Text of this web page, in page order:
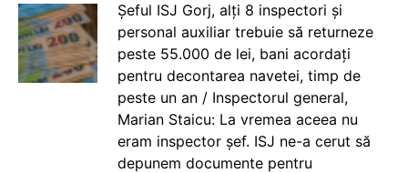
Șeful ISJ Gorj, alți 8 inspectori și
personal auxiliar trebuie să returneze
peste 55.000 de lei, bani acordați
pentru decontarea navetei, timp de
peste un an / Inspectorul general,
Marian Staicu: La vremea aceea nu
eram inspector șef. ISJ ne-a cerut să
depunem documente pentru